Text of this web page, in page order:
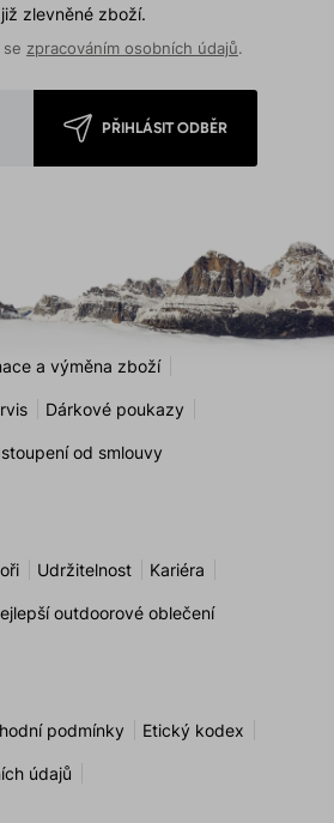
zlevněné zboží.
zpracováním osobních údajů.
PŘIHLÁSIT ODBĚR
a výměna zboží
Dárkové poukazy
od smlouvy
Udržitelnost Kariéra
outdoorové oblečení
podmínky Etický kodex
údajů